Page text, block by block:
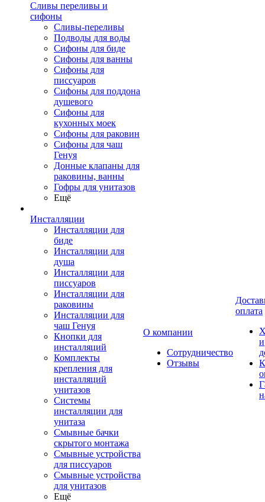
Сливы переливы и
сифоны
Сливы-переливы
Подводы для воды
Сифоны для биде
Сифоны для ванны
Сифоны для
писсуаров
Сифоны для поддона
душевого
Сифоны для
кухонных моек
Сифоны для раковин
Сифоны для чаш
Генуя
Донные клапаны для
раковины, ванны
Гофры для унитазов
Ещё
Инсталляции
Инсталляции для
биде
Инсталляции для
душа
Инсталляции для
писсуаров
Инсталляции для
раковины
Инсталляции для
чаш Генуя
Кнопки для
инсталляций
Комплекты
крепления для
инсталляций
унитазов
Системы
инсталляции для
унитаза
Смывные бачки
скрытого монтажа
Смывные устройства
для писсуаров
Смывные устройства
для унитазов
Ещё
О компании
Сотрудничество
Отзывы
оплата
и